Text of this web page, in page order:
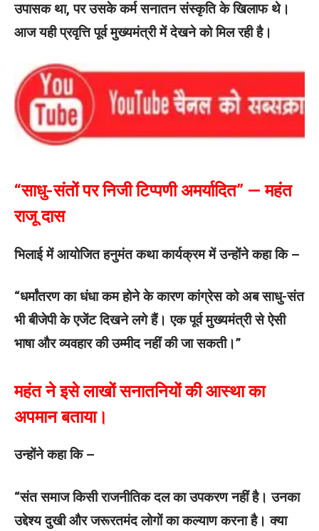
उपासक था, पर उसके कर्म सनातन संस्कृति के खिलाफ थे।
आज यही प्रवृत्ति पूर्व मुख्यमंत्री में देखने को मिल रही है।
“साधु-संतों पर निजी टिप्पणी अमर्यादित” — महंत
राजू दास
भिलाई में आयोजित हनुमंत कथा कार्यक्रम में उन्होंने कहा कि –
“धर्मांतरण का धंधा कम होने के कारण कांग्रेस को अब साधु-संत
भी बीजेपी के एजेंट दिखने लगे हैं। एक पूर्व मुख्यमंत्री से ऐसी
भाषा और व्यवहार की उम्मीद नहीं की जा सकती।”
महंत ने इसे लाखों सनातनियों की आस्था का
अपमान बताया।
उन्होंने कहा कि –
“संत समाज किसी राजनीतिक दल का उपकरण नहीं है। उनका
उद्देश्य दुखी और जरूरतमंद लोगों का कल्याण करना है। क्या